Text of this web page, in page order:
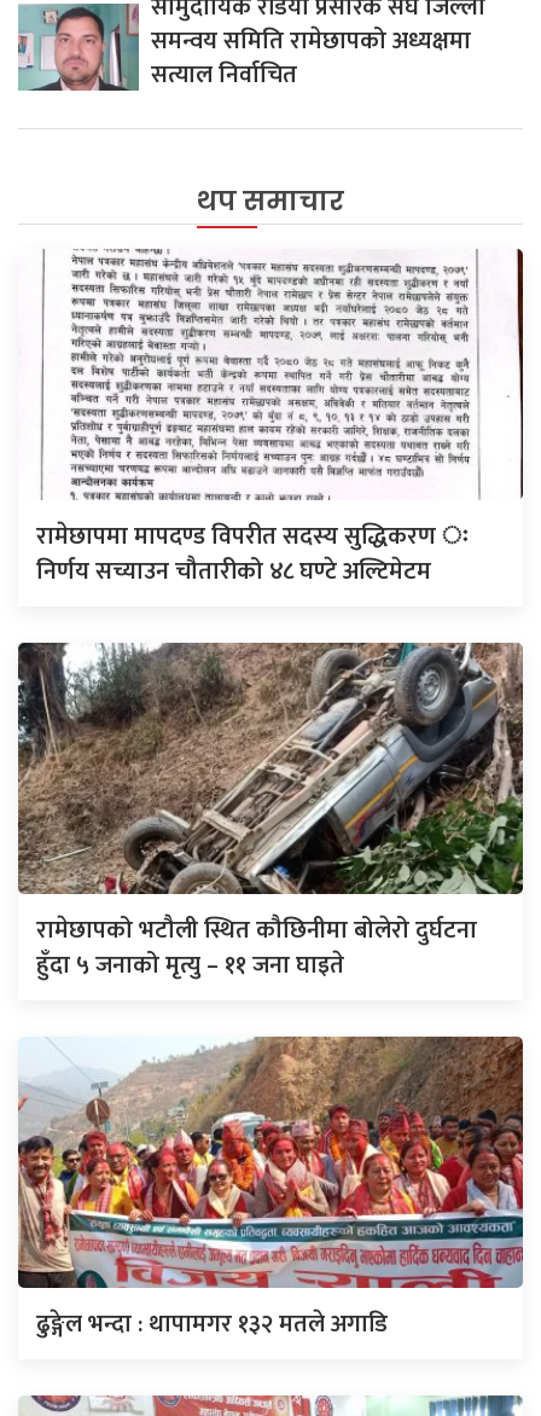
समन्वय समिति रामेछापको अध्यक्षमा
सत्याल निर्वाचित
थप समाचार
रामेछापमा मापदण्ड विपरीत सदस्य सुद्धिकरण ः
निर्णय सच्याउन चौतारीको ४८ घण्टे अल्टिमेटम
रामेछापको भटौली स्थित कौछिनीमा बोलेरो दुर्घटना
हुँदा ५ जनाको मृत्यु – ११ जना घाइते
ढुङ्गेल भन्दा : थापामगर १३२ मतले अगाडि